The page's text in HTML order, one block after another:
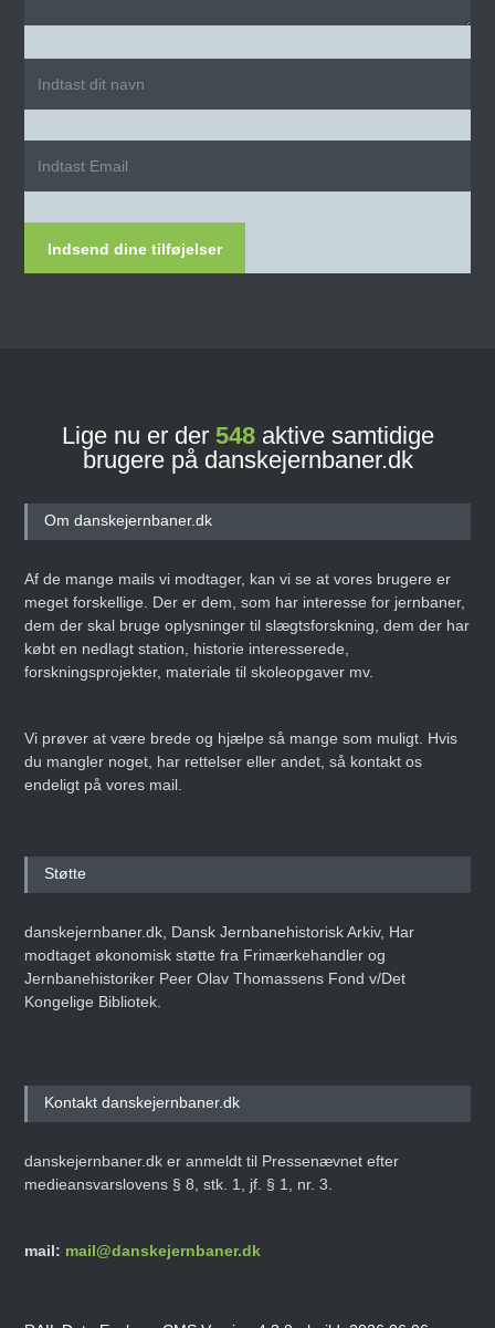
Indsend dine tilføjelser
Lige nu er der 548aktive samtidige
brugere på danskejernbaner.dk
Om danskejernbaner.dk
Af de mange mails vi modtager, kan vi se at vores brugere er
meget forskellige. Der er dem, som har interesse for jernbaner,
dem der skal bruge oplysninger til slægtsforskning, dem der har
købt en nedlagt station, historie interesserede,
forskningsprojekter, materiale til skoleopgaver mv.
Vi prøver at være brede og hjælpe så mange som muligt. Hvis
du mangler noget, har rettelser eller andet, så kontakt os
endeligt på vores mail.
Støtte
danskejernbaner.dk, Dansk Jernbanehistorisk Arkiv, Har
modtaget økonomisk støtte fra Frimærkehandler og
Jernbanehistoriker Peer Olav Thomassens Fond v/Det
Kongelige Bibliotek.
Kontakt danskejernbaner.dk
danskejernbaner.dk er anmeldt til Pressenævnet efter
medieansvarslovens § 8, stk. 1, jf. § 1, nr. 3.
mail: mail@danskejernbaner.dk